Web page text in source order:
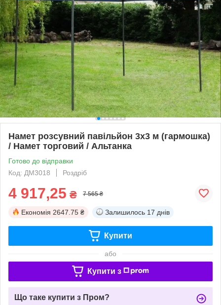
Намет розсувний павільйон 3х3 м (гармошка)
/ Намет торговий / Альтанка
Готово до відправки
Код: ДМ3018
Роздріб
4 917,25 ₴ 7 565 ₴
Економія 2647.75 ₴ Залишилось 17 днів
Купити
або
Купити з
Що таке купити з Пром?